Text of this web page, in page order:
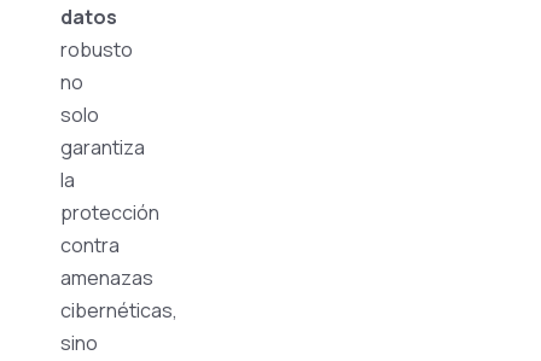
datos
robusto
no
solo
garantiza
la
protección
contra
amenazas
cibernéticas,
sino